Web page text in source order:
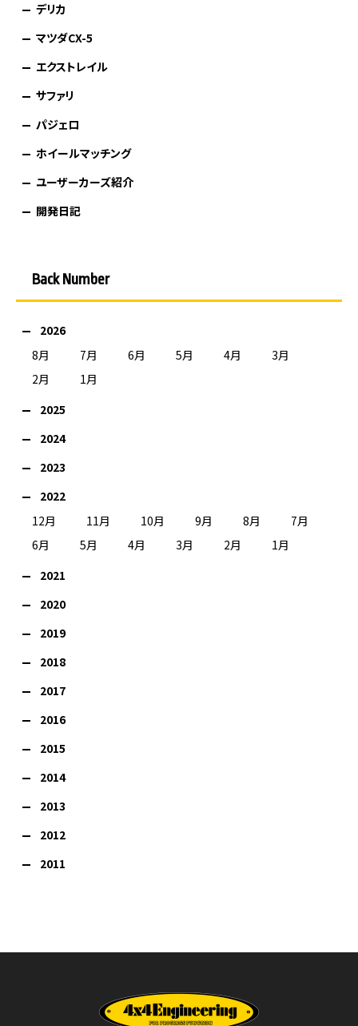
デリカ
マツダCX-5
エクストレイル
サファリ
パジェロ
ホイールマッチング
ユーザーカーズ紹介
開発日記
Back Number
2026
8月
7月 6月 5月 4月
3月
2月
1月
2025
2024
2023
2022
12月
11月 10月 9月 8月
7月
6月
5月 4月 3月 2月
1月
2021
2020
2019
2018
2017
2016
2015
2014
2013
2012
2011